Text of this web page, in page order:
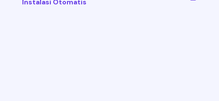
Instalasi Otomatis